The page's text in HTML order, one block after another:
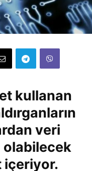
kullanan
veri
olabilecek
içeriyor.